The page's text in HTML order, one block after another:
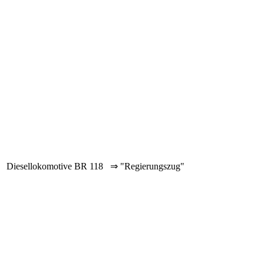
Diesellokomotive BR 118 ⇒ "Regierungszug"